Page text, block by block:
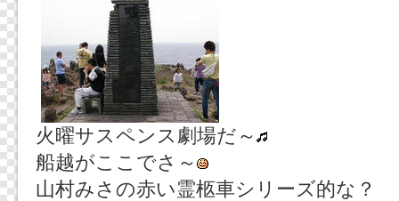
火曜サスペンス劇場だ～
船越がここでさ～
山村みさの赤い霊柩車シリーズ的な？